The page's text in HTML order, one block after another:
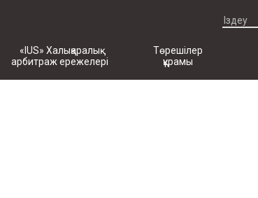
«IUS» Халықаралық
арбитраж ережелері
Төрешілер
құрамы